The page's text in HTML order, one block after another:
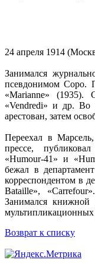
24 апреля 1914
Занимался
псевдонимом Соро.
«Marianne» (1935).
«Vendredi» и др. Во
арестован, затем
Переехал в
прессе,
«Humour-41» и
бежал в
корреспондентом в
Bataille»,
Занимался книжной
Возврат к списку